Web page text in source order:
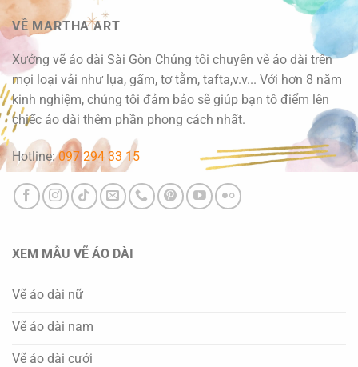
VỀ MARTHA ART
Xưởng vẽ áo dài Sài Gòn Chúng tôi chuyên vẽ áo dài trên
mọi loại vải như lụa, gấm, tơ tằm, tafta,v.v... Với hơn 8 năm
kinh nghiệm, chúng tôi đảm bảo sẽ giúp bạn tô điểm lên
chiếc áo dài thêm phần phong cách nhất.
Hotline:097 294 33 15
XEM MẪU VẼ ÁO DÀI
Vẽ áo dài nữ
Vẽ áo dài nam
Vẽ áo dài cưới